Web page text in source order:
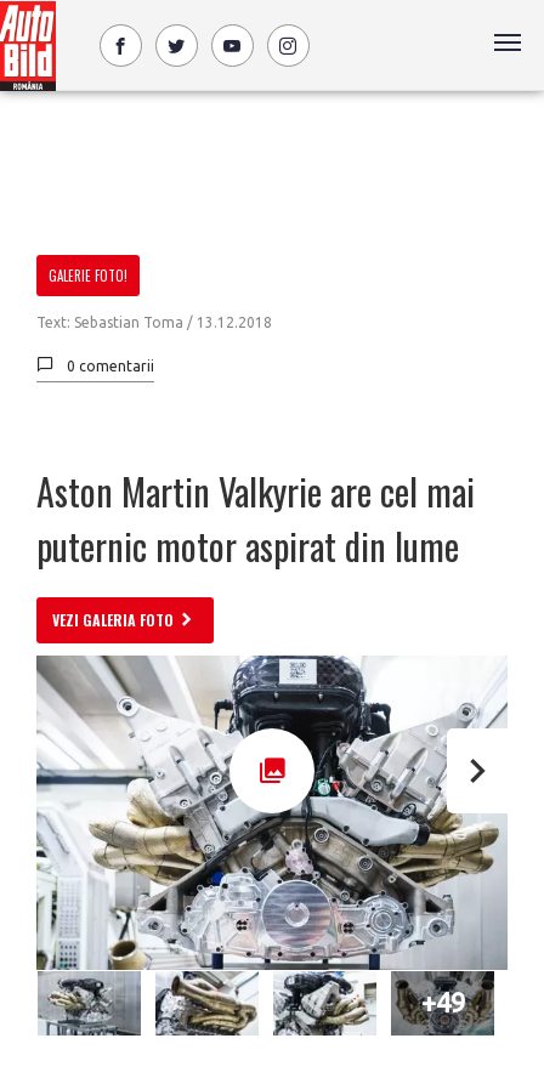
GALERIE FOTO!
Text: Sebastian Toma / 13.12.2018
0 comentarii
Aston Martin Valkyrie are cel mai
puternic motor aspirat din lume
VEZI GALERIA FOTO
+49